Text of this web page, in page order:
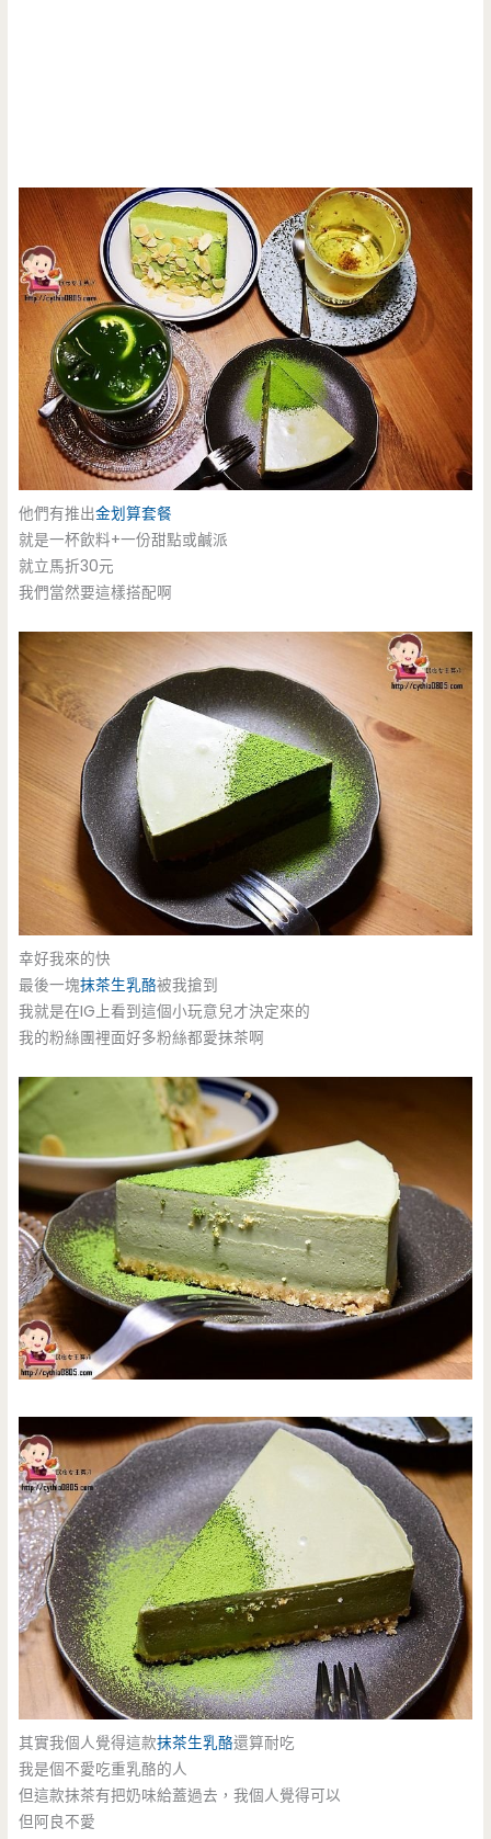
他們有推出金划算套餐
就是一杯飲料+一份甜點或鹹派
就立馬折30元
我們當然要這樣搭配啊
幸好我來的快
最後一塊抹茶生乳酪被我搶到
我就是在IG上看到這個小玩意兒才決定來的
我的粉絲團裡面好多粉絲都愛抹茶啊
其實我個人覺得這款抹茶生乳酪還算耐吃
我是個不愛吃重乳酪的人
但這款抹茶有把奶味給蓋過去，我個人覺得可以
但阿良不愛